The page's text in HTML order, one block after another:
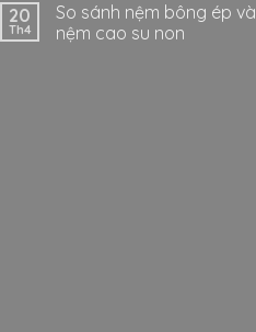
20
Th4
So sánh nệm bông ép và
nệm cao su non